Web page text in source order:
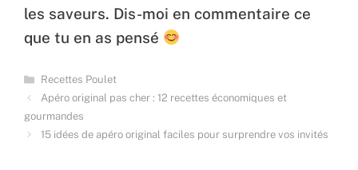
les saveurs. Dis-moi en commentaire ce
que tu en as pensé
Categories
Recettes Poulet
Apéro original pas cher : 12 recettes économiques et
gourmandes
15 idées de apéro original faciles pour surprendre vos invités